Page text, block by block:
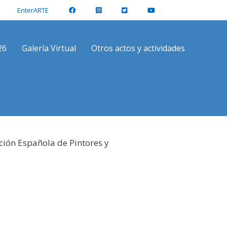
EnterARTE
Galería Virtual Otros actos y actividades
Española de Pintores y